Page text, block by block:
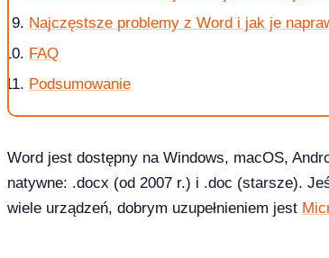
Najczęstsze problemy z Word i jak je
FAQ
Podsumowanie
Word jest dostępny na Windows, macOS,
natywne: .docx (od 2007 r.) i .doc (starsze).
wiele urządzeń, dobrym uzupełnieniem jest